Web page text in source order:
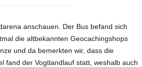
anschauen. Der Bus befand sich
die altbekannten Geocachingshops
und da bemerkten wir, dass die
fand der Vogtlandlauf statt, weshalb auch